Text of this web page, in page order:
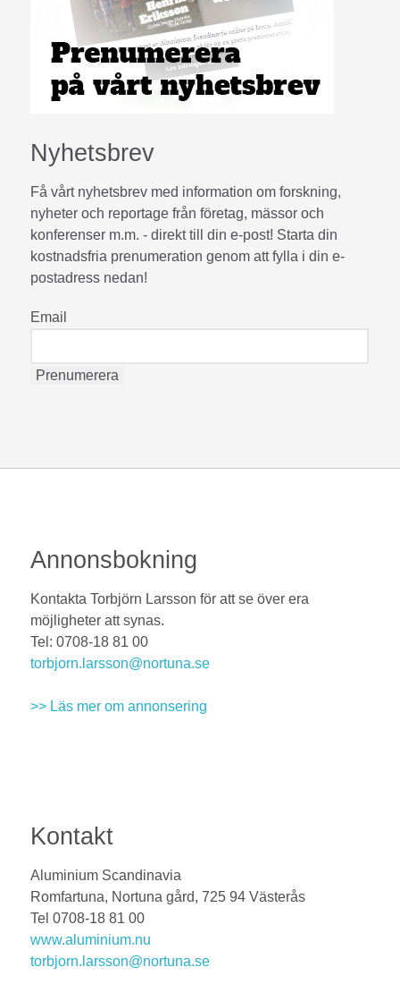
Nyhetsbrev
Få vårt nyhetsbrev med information om forskning,
nyheter och reportage från företag, mässor och
konferenser m.m. - direkt till din e-post! Starta din
kostnadsfria prenumeration genom att fylla i din e-
postadress nedan!
Email
Annonsbokning
Kontakta Torbjörn Larsson för att se över era
möjligheter att synas.
Tel: 0708-18 81 00
torbjorn.larsson@nortuna.se
>> Läs mer om annonsering
Kontakt
Aluminium Scandinavia
Romfartuna, Nortuna gård, 725 94 Västerås
Tel 0708-18 81 00
www.aluminium.nu
torbjorn.larsson@nortuna.se